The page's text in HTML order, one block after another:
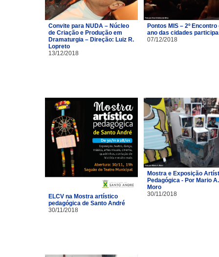
Convite para NUDA – Núcleo
de Criação e Produção em
Dramaturgia – Direção: Luiz R.
Lopreto
13/12/2018
Pontos MIS – 2º Encontro
ano das cidades
07/12/2018
ELCV na Mostra artístico
pedagógica de Santo André
30/11/2018
Mostra e Exposição
Pedagógica - Por Mario A.
Moro
30/11/2018